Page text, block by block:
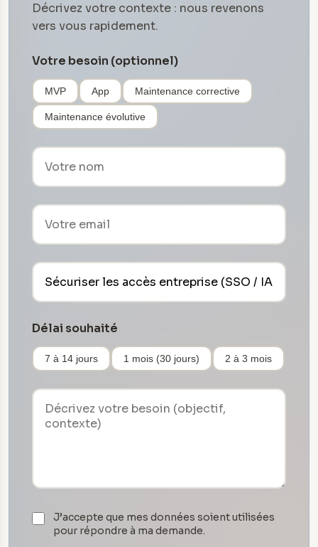
Décrivez votre contexte : nous revenons
vers vous rapidement.
Votre besoin (optionnel)
MVP App Maintenance corrective
Maintenance évolutive
Délai souhaité
7 à 14 jours 1 mois (30 jours) 2 à 3 mois
J’accepte que mes données soient utilisées
pour répondre à ma demande.